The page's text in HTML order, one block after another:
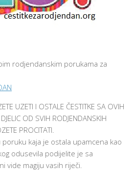
rodjendanskim porukama za
UZETI I OSTALE ČESTITKE SA OVIH
OD SVIH RODJENDANSKIH
PROCITATI.
kaja je ostala upamcena kao
odusevila podijelite je sa
vide magiju vasih riječi.